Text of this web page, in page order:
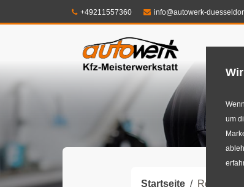
um
Telefon:
+49211557360 E-Mail:info@autowerk-
Startseite Reifen-